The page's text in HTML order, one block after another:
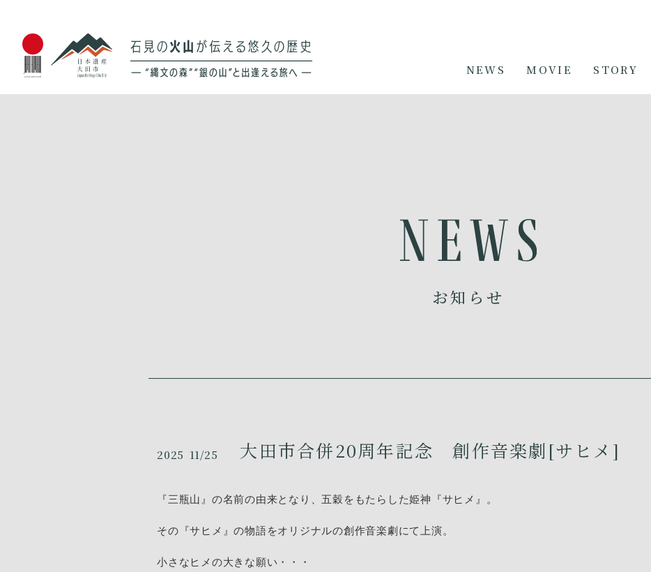
NEWS MOVIE STORY
お知らせ
2025 11/25 大田市合併20周年記念 創作音楽劇[サヒメ]
『三瓶山』の名前の由来となり、五穀をもたらした姫神『サヒメ』。
その『サヒメ』の物語をオリジナルの創作音楽劇にて上演。
小さなヒメの大きな願い・・・